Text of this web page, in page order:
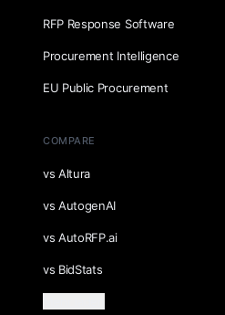
RFP Response Software
Procurement Intelligence
EU Public Procurement
COMPARE
vs Altura
vs AutogenAI
vs AutoRFP.ai
vs BidStats